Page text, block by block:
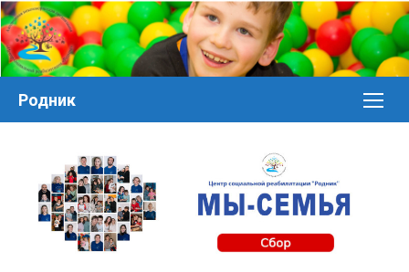
Перейти
к
контенту
Родник